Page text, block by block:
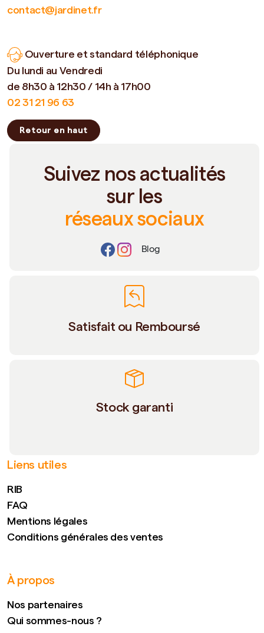
contact@jardinet.fr
Ouverture et standard téléphonique
Du lundi au Vendredi
de 8h30 à 12h30 / 14h à 17h00
02 31 21 96 63
Retour en haut
Suivez nos actualités
sur les
réseaux sociaux
Blog
Satisfait ou Remboursé
Stock garanti
Liens utiles
RIB
FAQ
Mentions légales
Conditions générales des ventes
À propos
Nos partenaires
Qui sommes-nous ?